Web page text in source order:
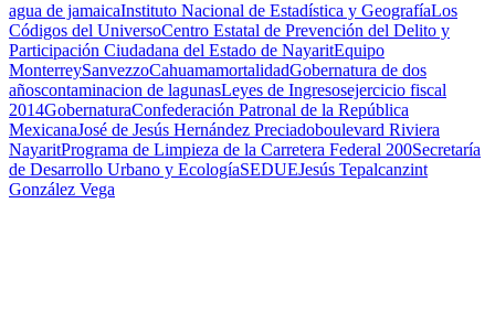
agua de jamaicaInstituto Nacional de Estadística y GeografíaLos
Códigos del UniversoCentro Estatal de Prevención del Delito y
Participación Ciudadana del Estado de NayaritEquipo
MonterreySanvezzoCahuamamortalidadGobernatura de dos
añoscontaminacion de lagunasLeyes de Ingresosejercicio fiscal
2014GobernaturaConfederación Patronal de la República
MexicanaJosé de Jesús Hernández Preciadoboulevard Riviera
NayaritPrograma de Limpieza de la Carretera Federal 200Secretaría
de Desarrollo Urbano y EcologíaSEDUEJesús Tepalcanzint
González Vega